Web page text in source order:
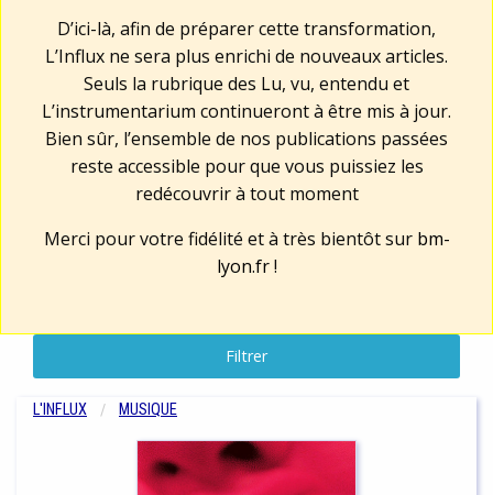
D’ici-là, afin de préparer cette transformation,
L’Influx ne sera plus enrichi de nouveaux articles.
Seuls la rubrique des Lu, vu, entendu et
L’instrumentarium continueront à être mis à jour.
Bien sûr, l’ensemble de nos publications passées
reste accessible pour que vous puissiez les
redécouvrir à tout moment
Merci pour votre fidélité et à très bientôt sur bm-
lyon.fr!
Filtrer
L'INFLUX MUSIQUE